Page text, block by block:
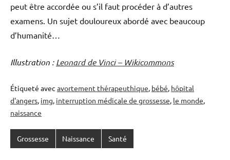
peut être accordée ou s’il faut procéder à d’autres
examens. Un sujet douloureux abordé avec beaucoup
d’humanité…
Illustration :Leonard de Vinci – Wikicommons
Étiqueté avec avortement thérapeuthique, bébé, hôpital
d'angers, img, interruption médicale de grossesse, le monde,
naissance
Grossesse Naissance Santé